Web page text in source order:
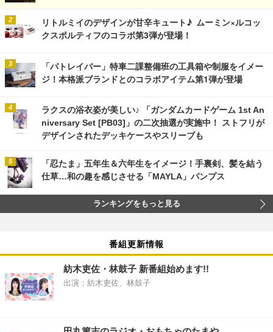
リトルミイのデザインが甘辛キュート♪ ムーミン×ルコッ
クスポルティフのコラボ第3弾が登場！
「パトレイバー」特車二課整備班の工具箱や制服をイメー
ジ！本格派ブランドとのコラボアイテム第1弾が登場
ラクスの浴衣姿が美しい♪ 「ガンダムカードゲーム 1st An
niversary Set [PB03]」の二次抽選が実施中！ ストフリが
デザインされたデッキケースやスリーブも
「忍たま」五年生＆六年生をイメージ！手裏剣、髪を結う
仕草…和の趣を感じさせる「MAYLA」パンプス
ランキングをもっと見る
番組更新情報
紡木吏佐・林鼓子 新番組始めます!!
出演：紡木吏佐、林鼓子